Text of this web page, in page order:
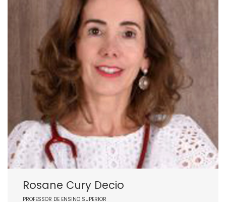
Rosane Cury Decio
PROFESSOR DE ENSINO SUPERIOR